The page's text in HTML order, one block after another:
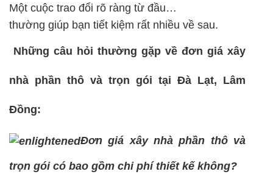
Một cuộc trao đổi rõ ràng từ đầu…
thường giúp bạn tiết kiệm rất nhiều về sau.
Những câu hỏi thường gặp về đơn giá xây
nhà phần thô và trọn gói tại Đà Lạt, Lâm
Đồng:
Đơn giá xây nhà phần thô và
trọn gói có bao gồm chi phí thiết kế không?